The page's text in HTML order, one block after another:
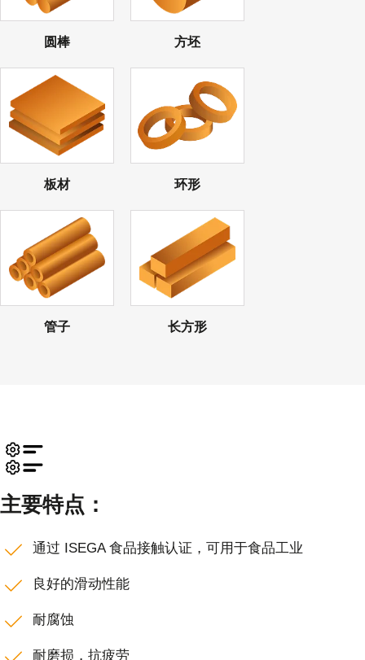
圆棒 方坯
板材 环形
管子 长方形
主要特点：
通过 ISEGA 食品接触认证，可用于食品工业
良好的滑动性能
耐腐蚀
耐磨损，抗疲劳